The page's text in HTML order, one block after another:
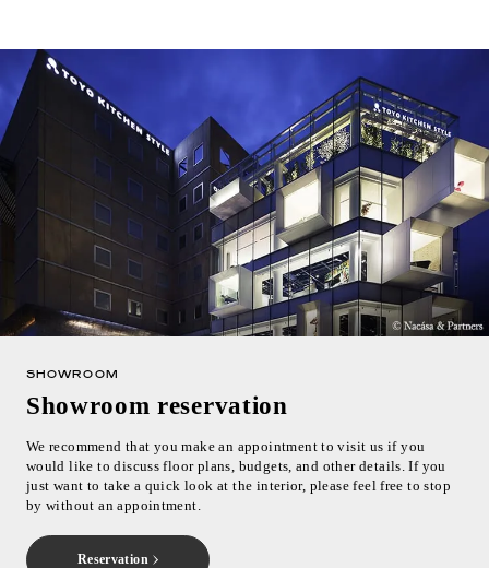
SHOWROOM
Showroom reservation
We recommend that you make an appointment to visit us if you
would like to discuss floor plans, budgets, and other details. If you
just want to take a quick look at the interior, please feel free to stop
by without an appointment.
Reservation